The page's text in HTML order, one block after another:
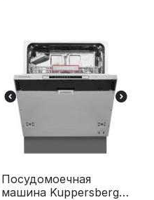
Посудомоечная
машина Kuppersberg